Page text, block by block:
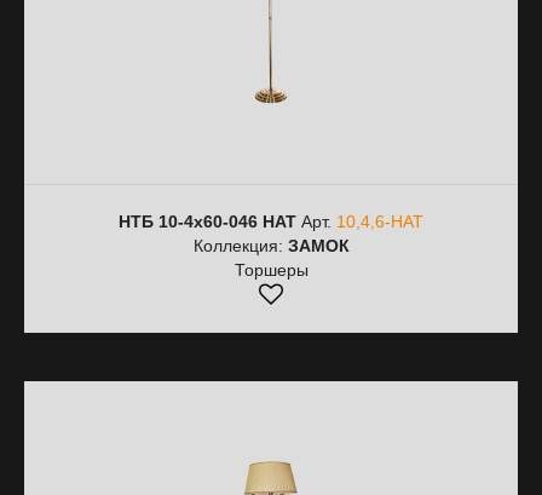
НТБ 10-4х60-046 HAT Арт. 10,4,6-HAT
Коллекция: ЗАМОК
Торшеры